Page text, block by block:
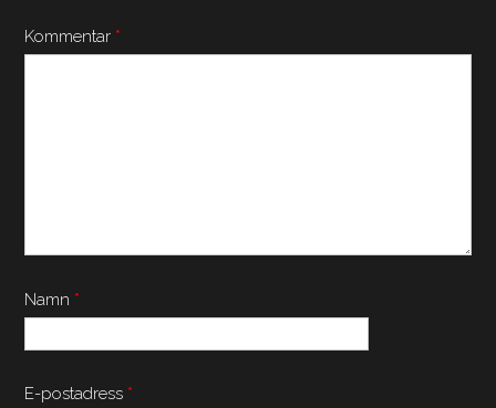
Kommentar *
Namn *
E-postadress *